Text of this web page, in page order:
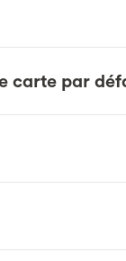
carte par